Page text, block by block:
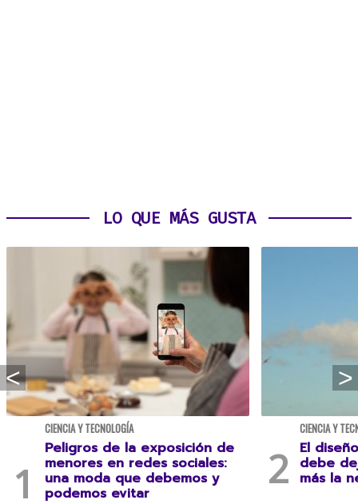
LO QUE MÁS GUSTA
CIENCIA Y TECNOLOGÍA
Peligros de la exposición de
menores en redes sociales:
una moda que debemos y
podemos evitar
CIENCIA Y
El
debe
más la